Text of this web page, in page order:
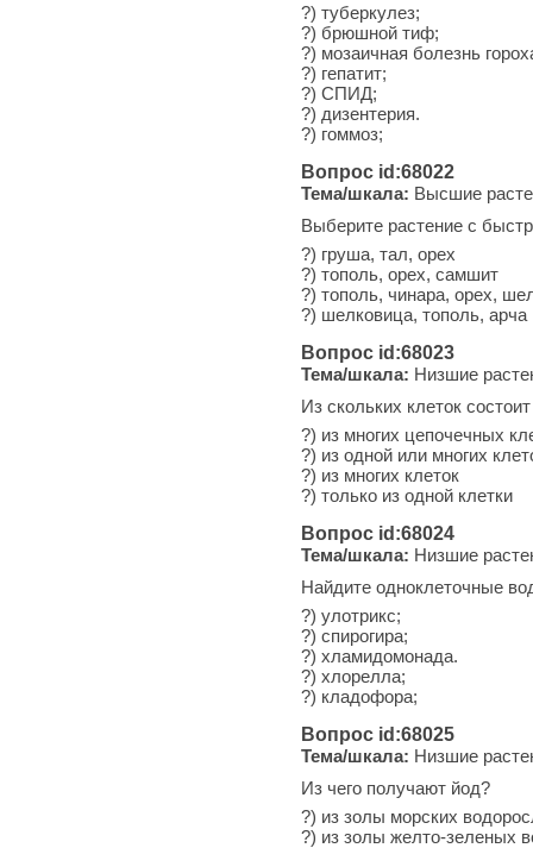
?) туберкулез;
?) брюшной тиф;
?) мозаичная болезнь
?) гепатит;
?) СПИД;
?) дизентерия.
?) гоммоз;
Вопрос id:68022
Тема/шкала: Высшие
Выберите растение с
?) груша, тал, орех
?) тополь, орех, самшит
?) тополь, чинара, орех,
?) шелковица, тополь, арча
Вопрос id:68023
Тема/шкала: Низшие
Из скольких клеток
?) из многих цепочечных
?) из одной или многих
?) из многих клеток
?) только из одной клетки
Вопрос id:68024
Тема/шкала: Низшие
Найдите одноклеточные
?) улотрикс;
?) спирогира;
?) хламидомонада.
?) хлорелла;
?) кладофора;
Вопрос id:68025
Тема/шкала: Низшие
Из чего получают йод?
?) из золы морских
?) из золы желто-зеленых